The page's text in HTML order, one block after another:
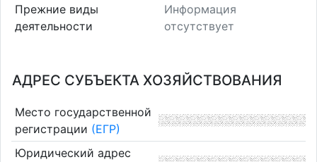
Прежние виды
деятельности
Информация
отсутствует
АДРЕС СУБЪЕКТА ХОЗЯЙСТВОВАНИЯ
Место государственной
регистрации (ЕГР)
Юридический адрес